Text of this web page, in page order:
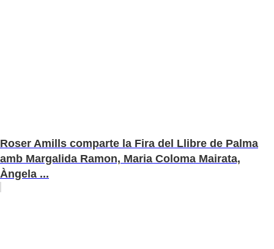
Roser Amills comparte la Fira del Llibre de Palma
amb Margalida Ramon, Maria Coloma Mairata,
Àngela ...